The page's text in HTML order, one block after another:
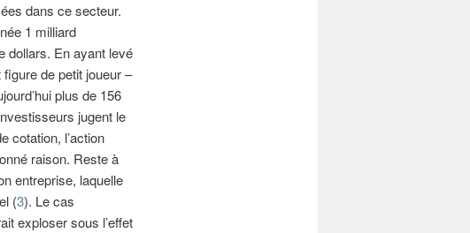
dans ce secteur.
1 milliard
dollars. En ayant levé
de petit joueur –
plus de 156
jugent le
cotation, l’action
raison. Reste à
entreprise, laquelle
(3). Le cas
exploser sous l’effet